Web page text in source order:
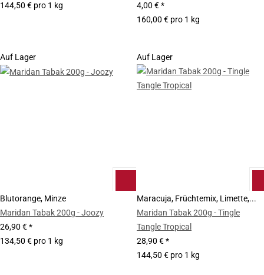
144,50 € pro 1 kg
4,00 €*
160,00 € pro 1 kg
Auf Lager
Blutorange, Minze
Maridan Tabak 200g - Joozy
26,90 €*
134,50 € pro 1 kg
Auf Lager
Maracuja, Früchtemix, Limette,...
Maridan Tabak 200g - Tingle
Tangle Tropical
28,90 €*
144,50 € pro 1 kg